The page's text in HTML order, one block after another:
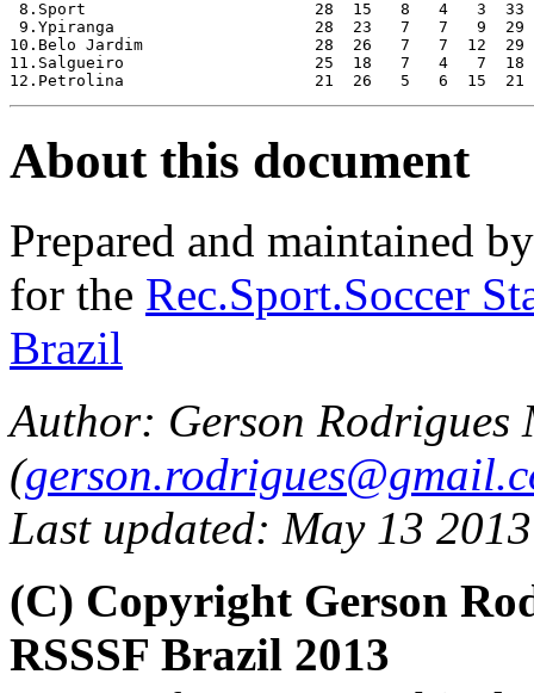
About this document
Prepared and maintained
for the Rec.Sport.Soccer
Brazil
Author: Gerson Rodrigues
(
Last updated: May 13 2013
(C) Copyright Gerson
RSSSF Brazil 2013